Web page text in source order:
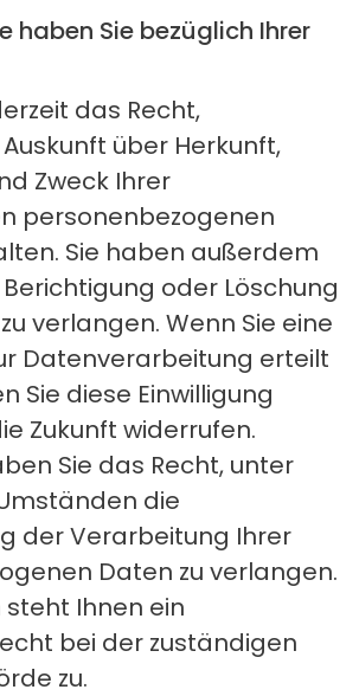
haben Sie bezüglich Ihrer
das Recht,
über Herkunft,
Zweck Ihrer
personenbezogenen
Sie haben außerdem
oder Löschung
verlangen. Wenn Sie eine
Datenverarbeitung erteilt
Sie diese Einwilligung
Zukunft widerrufen.
Sie das Recht, unter
die
der Verarbeitung Ihrer
Daten zu verlangen.
steht Ihnen ein
bei der zuständigen
zu.